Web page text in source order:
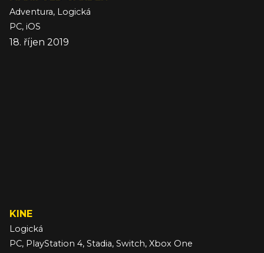
Adventura, Logická
PC, iOS
18. říjen 2019
KINE
Logická
PC, PlayStation 4, Stadia, Switch, Xbox One